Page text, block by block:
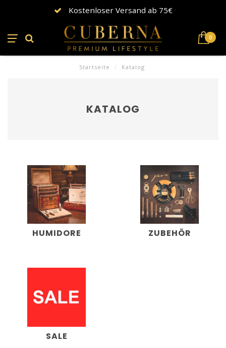
Kostenloser Versand ab 75€
0
Startseite / Katalog
KATALOG
HUMIDORE ZUBEHÖR
SALE